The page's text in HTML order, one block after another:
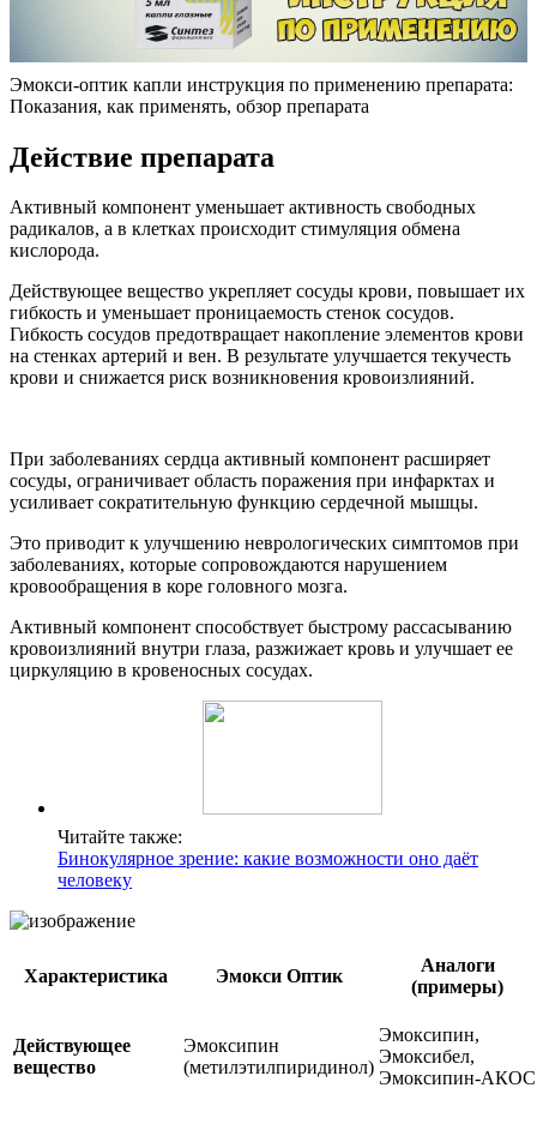
Эмокси-оптик капли инструкция по применению препарата:
Показания, как применять, обзор препарата
Действие препарата
Активный компонент уменьшает активность свободных
радикалов, а в клетках происходит стимуляция обмена
кислорода.
Действующее вещество укрепляет сосуды крови, повышает их
гибкость и уменьшает проницаемость стенок сосудов.
Гибкость сосудов предотвращает накопление элементов крови
на стенках артерий и вен. В результате улучшается текучесть
крови и снижается риск возникновения кровоизлияний.
При заболеваниях сердца активный компонент расширяет
сосуды, ограничивает область поражения при инфарктах и
усиливает сократительную функцию сердечной мышцы.
Это приводит к улучшению неврологических симптомов при
заболеваниях, которые сопровождаются нарушением
кровообращения в коре головного мозга.
Активный компонент способствует быстрому рассасыванию
кровоизлияний внутри глаза, разжижает кровь и улучшает ее
циркуляцию в кровеносных сосудах.
Читайте также:
Бинокулярное зрение: какие возможности оно даёт
человеку
Характеристика Эмокси Оптик
Аналоги
(примеры)
Действующее
вещество
Эмоксипин
(метилэтилпиридинол)
Эмоксипин,
Эмоксибел,
Эмоксипин-АКОС